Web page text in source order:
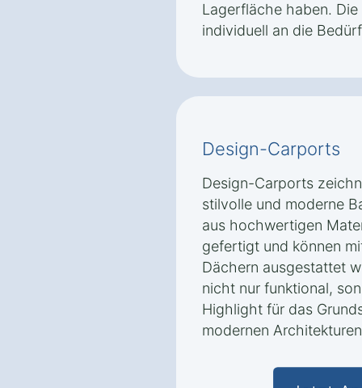
Lagerfläche haben.
individuell an die
Design-Carports
Design-Carports
stilvolle und moderne
aus hochwertigen
gefertigt und können
Dächern ausgestattet
nicht nur funktional,
Highlight für das
modernen